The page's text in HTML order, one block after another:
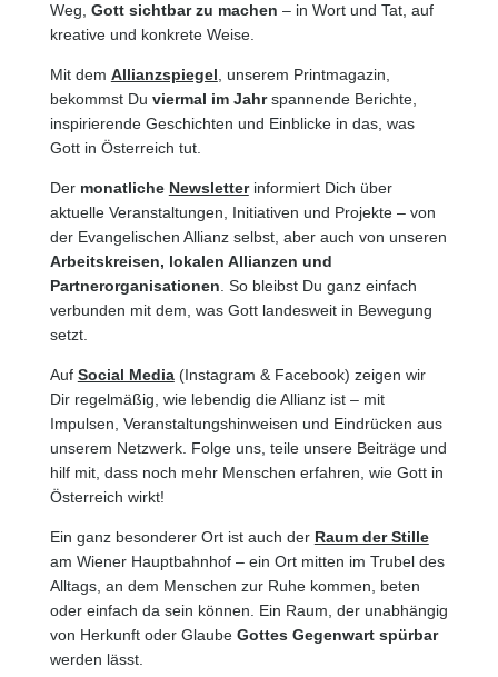
Weg, Gott sichtbar zu machen – in Wort und Tat, auf
kreative und konkrete Weise.
Mit dem Allianzspiegel , unserem Printmagazin,
bekommst Du viermal im Jahrspannende Berichte,
inspirierende Geschichten und Einblicke in das, was
Gott in Österreich tut.
Der monatliche Newsletterinformiert Dich über
aktuelle Veranstaltungen, Initiativen und Projekte – von
der Evangelischen Allianz selbst, aber auch von unseren
Arbeitskreisen, lokalen Allianzen und
Partnerorganisationen . So bleibst Du ganz einfach
verbunden mit dem, was Gott landesweit in Bewegung
setzt.
Auf Social Media(Instagram & Facebook) zeigen wir
Dir regelmäßig, wie lebendig die Allianz ist – mit
Impulsen, Veranstaltungshinweisen und Eindrücken aus
unserem Netzwerk. Folge uns, teile unsere Beiträge und
hilf mit, dass noch mehr Menschen erfahren, wie Gott in
Österreich wirkt!
Ein ganz besonderer Ort ist auch der Raum der Stille
am Wiener Hauptbahnhof – ein Ort mitten im Trubel des
Alltags, an dem Menschen zur Ruhe kommen, beten
oder einfach da sein können. Ein Raum, der unabhängig
von Herkunft oder Glaube Gottes Gegenwart spürbar
werden lässt.